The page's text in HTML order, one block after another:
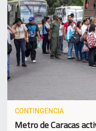
CONTINGENCIA
Metro de Caracas